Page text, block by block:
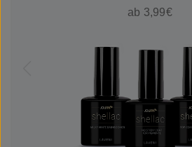
ab 3,99€